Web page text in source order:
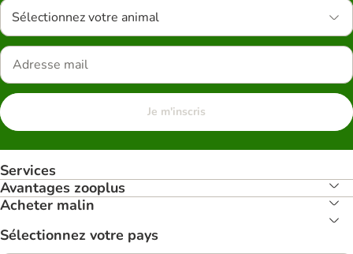
Sélectionnez votre animal
Je m'inscris
Services
Avantages zooplus
Acheter malin
Sélectionnez votre pays